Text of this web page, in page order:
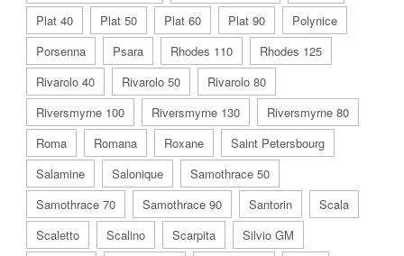
Plat 40
Plat 50 Plat 60 Plat 90
Polynice
Porsenna
Psara Rhodes 110
Rhodes 125
Rivarolo 40
Rivarolo 50
Rivarolo 80
Riversmyrne 100
Riversmyrne 130
Riversmyrne 80
Roma
Romana Roxane
Saint Petersbourg
Salamine
Salonique
Samothrace 50
Samothrace 70
Samothrace 90 Santorin
Scala
Scaletto
Scalino Scarpita
Silvio GM